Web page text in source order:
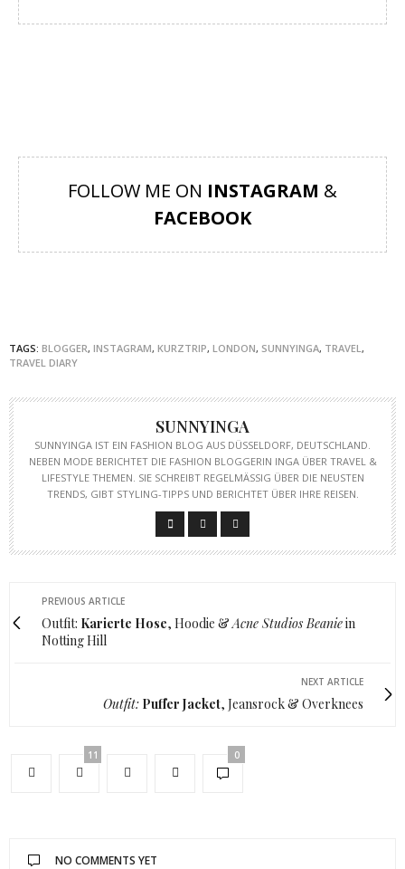
FOLLOW ME ON INSTAGRAM &
FACEBOOK
TAGS: BLOGGER, INSTAGRAM, KURZTRIP, LONDON, SUNNYINGA, TRAVEL ,
TRAVEL DIARY
SUNNYINGA
SUNNYINGA IST EIN FASHION BLOG AUS DÜSSELDORF, DEUTSCHLAND.
NEBEN MODE BERICHTET DIE FASHION BLOGGERIN INGA ÜBER TRAVEL &
LIFESTYLE THEMEN. SIE SCHREIBT REGELMÄSSIG ÜBER DIE NEUSTEN T
RENDS, GIBT STYLING-TIPPS UND BERICHTET ÜBER IHRE REISEN.
PREVIOUS ARTICLE
Outfit: Karierte Hose, Hoodie &Acne Studios Beaniein
Notting Hill
NEXT ARTICLE
Outfit: Puffer Jacket, Jeansrock & Overknees
11 0
NO COMMENTS YET